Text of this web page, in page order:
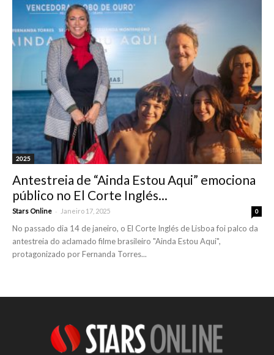
2025
Antestreia de “Ainda Estou Aqui” emociona
público no El Corte Inglés...
Stars Online - Janeiro 17, 2025 0
No passado dia 14 de janeiro, o El Corte Inglés de Lisboa foi palco da
antestreia do aclamado filme brasileiro "Ainda Estou Aqui",
protagonizado por Fernanda Torres...